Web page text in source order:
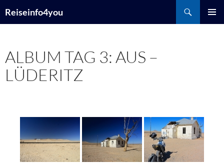
Inhalt
Reiseinfo4you
ALBUM TAG 3: AUS –
LÜDERITZ